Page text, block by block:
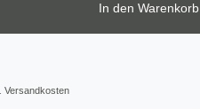
In den Warenkorb
Versandkosten